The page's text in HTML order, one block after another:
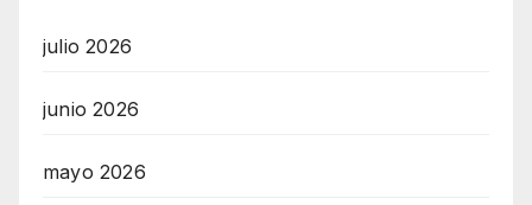
julio 2026
junio 2026
mayo 2026